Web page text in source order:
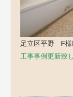
足立区平野 F様
工事事例更新致